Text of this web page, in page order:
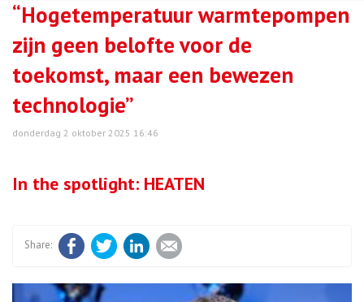
“Hogetemperatuur warmtepompen
zijn geen belofte voor de
toekomst, maar een bewezen
technologie”
donderdag 2 oktober 2025 16:46
In the spotlight: HEATEN
FacebookTwitter LinkedIn